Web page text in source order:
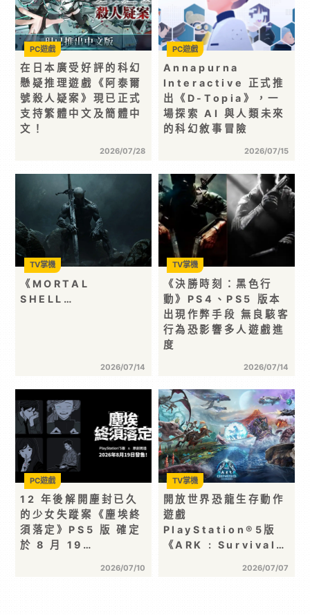
在日本廣受好評的科幻
懸疑推理遊戲《阿泰爾
號殺人疑案》現已正式
支持繁體中文及簡體中
文！
2026/07/28
PC遊戲
Annapurna
Interactive 正式推
出《D-Topia》，⼀
場探索 AI 與⼈類未來
的科幻敘事冒險
2026/07/15
PC遊戲
《MORTAL
SHELL…
2026/07/14
TV掌機
《決勝時刻：黑色行
動》PS4、PS5 版本
出現作弊手段 無良駭客
行為恐影響多人遊戲進
度
2026/07/14
TV掌機
12 年後解開塵封已久
的少女失蹤案《塵埃終
須落定》PS5 版 確定
於 8 月 19…
2026/07/10
PC遊戲
開放世界恐龍生存動作
遊戲
PlayStation®5版
《ARK : Survival…
2026/07/07
TV掌機